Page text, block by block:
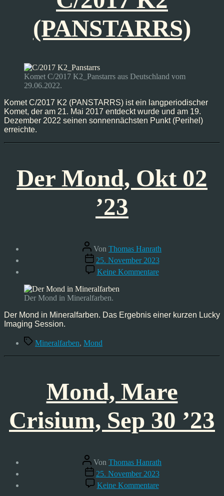
(PANSTARRS)
Komet C/2017 K2_Panstarrs aus Deutschland vom
29.06.2022.
Komet C/2017 K2 (PANSTARRS) ist ein langperiodischer
Komet, der am 21. Mai 2017 entdeckt wurde und am 19.
Dezember 2022 seinen sonnennächsten Punkt (Perihel)
erreichte.
Der Mond, Okt 02
’23
Beitragsautor
Von Thomas Hanrath
Veröffentlichungsdatum
25. November 2023
Keine Kommentarezu
Der
’23
Der Mond in Mineralfarben.
Der Mond in Mineralfarben. Das Ergebnis einer kurzen Lucky
Imaging Session.
Schlagwörter
Mineralfarben, Mond
Mond, Mare
Crisium, Sep 30 ’23
Beitragsautor
Von Thomas Hanrath
Veröffentlichungsdatum
25. November 2023
Keine Kommentarezu
Mond,